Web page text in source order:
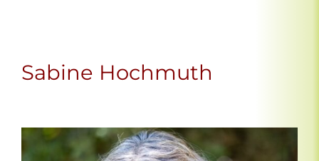
Sabine Hochmuth